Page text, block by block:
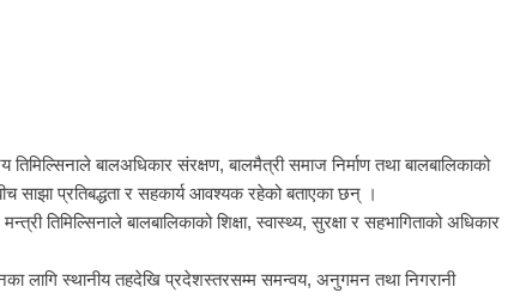
बालअधिकार संरक्षण, बालमैत्री समाज निर्माण तथा बालबालिकाको
साझा प्रतिबद्धता र सहकार्य आवश्यक रहेको बताएका छन् ।
तिमिल्सिनाले बालबालिकाको शिक्षा, स्वास्थ्य, सुरक्षा र सहभागिताको अधिकार
लागि स्थानीय तहदेखि प्रदेशस्तरसम्म समन्वय, अनुगमन तथा निगरानी